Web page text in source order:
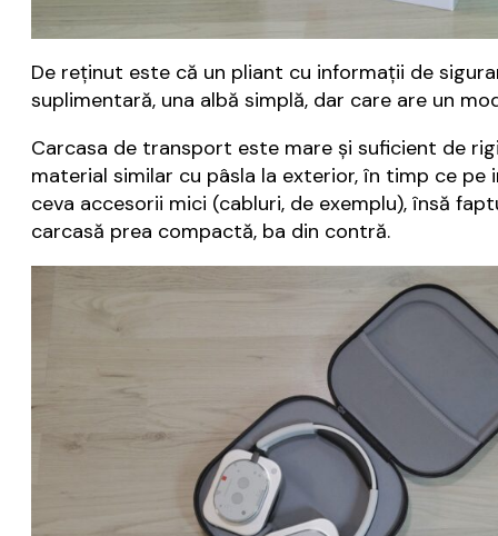
De reținut este că un pliant cu informații de
suplimentară, una albă simplă, dar care are un
Carcasa de transport este mare și suficient de
material similar cu pâsla la exterior, în timp ce
ceva accesorii mici (cabluri, de exemplu), însă
carcasă prea compactă, ba din contră.